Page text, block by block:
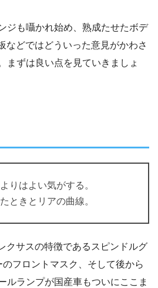
ジも囁かれ始め、熟成たせたボデ
などではどういった意見がかわさ
まずは良い点を見ていきましょ
りはよい気がする。
ときとリアの曲線。
クサスの特徴であるスピンドルグ
フロントマスク、そして後から
ルランプが国産車もついにここま